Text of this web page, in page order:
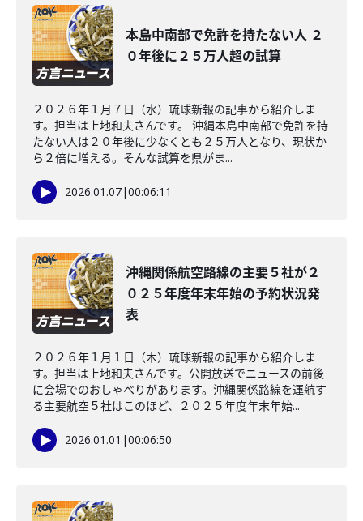
本島中南部で免許を持たない人 ２
０年後に２５万人超の試算
２０２６年１月７日（水）琉球新報の記事から紹介しま
す。担当は上地和夫さんです。 沖縄本島中南部で免許を持
たない人は２０年後に少なくとも２５万人となり、現状か
ら２倍に増える。そんな試算を県がま...
2026.01.07|00:06:11
沖縄関係航空路線の主要５社が２
０２５年度年末年始の予約状況発
表
２０２６年１月１日（木）琉球新報の記事から紹介しま
す。担当は上地和夫さんです。公開放送でニュースの前後
に会場でのおしゃべりがあります。沖縄関係路線を運航す
る主要航空５社はこのほど、２０２５年度年末年始...
2026.01.01 |00:06:50